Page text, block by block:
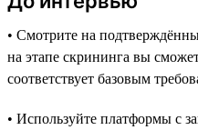
• Смотрите на
на этапе скрининга вы
соответствует базовым
• Используйте платформы с